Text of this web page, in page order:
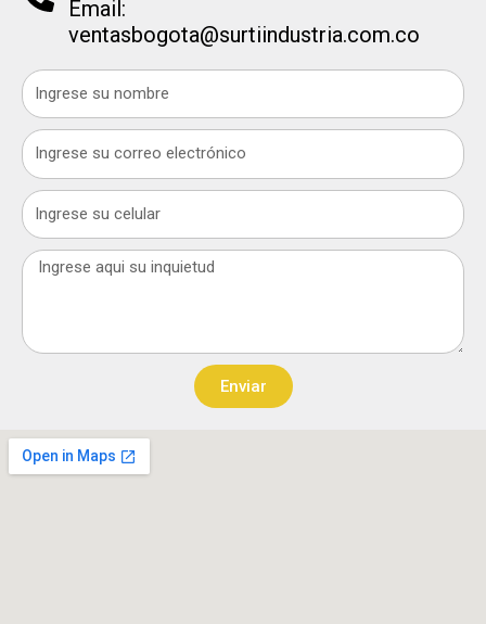
Email:
ventasbogota@surtiindustria.com.co
Name
Email
Celular
Message
Enviar